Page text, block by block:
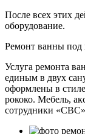
После всех этих
оборудование.
Ремонт ванны под
Услуга ремонта
единым в двух
оформлены в
рококо. Мебель,
сотрудники «СВС»